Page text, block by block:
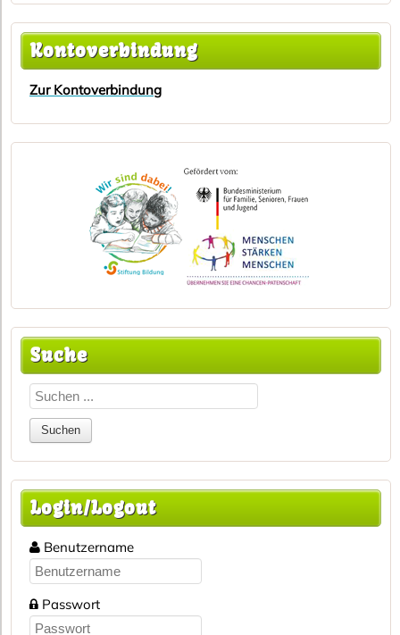
Kontoverbindung
Zur Kontoverbindung
Suche
Login/Logout
Benutzername
Passwort